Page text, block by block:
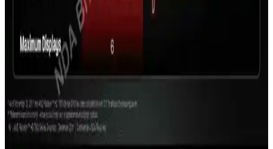
Rehberi ve En Güncel Modeller
Ekran kartları seçiminde güvenilir markalar ve performans kriterleri
hakkında detaylı bilgi, en güncel modeller ve alışveriş ipuçlarıyla
bilgisayarınızın grafik performansını yükseltin.
AMD'nin En Güçlü Ekran Kartları: Güncel
Performans ve Özellikler Analizi
AMD'nin en yeni ve güçlü ekran kartları yüksek VRAM ve gelişmiş
soğutma teknolojileriyle yüksek çözünürlükte akıcı grafik sağlar,
oyun ve profesyonel uygulamalarda üstün performans sunar.